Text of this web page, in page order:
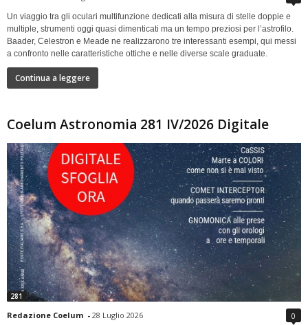
Un viaggio tra gli oculari multifunzione dedicati alla misura di stelle doppie e
multiple, strumenti oggi quasi dimenticati ma un tempo preziosi per l’astrofilo.
Baader, Celestron e Meade ne realizzarono tre interessanti esempi, qui messi
a confronto nelle caratteristiche ottiche e nelle diverse scale graduate.
Continua a leggere
Coelum Astronomia 281 IV/2026 Digitale
281
Redazione Coelum - 28 Luglio 2026 0